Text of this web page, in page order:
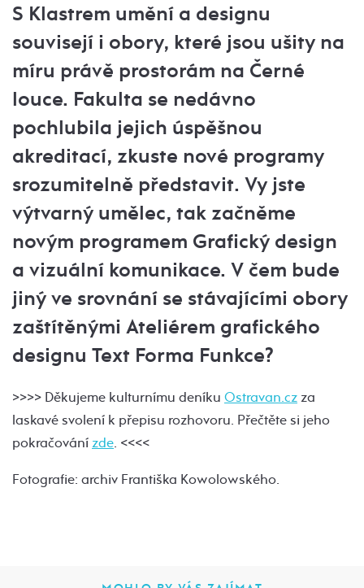
S Klastrem umění a designu
souvisejí i obory, které jsou ušity na
míru právě prostorám na Černé
louce. Fakulta se nedávno
pochlubila jejich úspěšnou
akreditací, zkuste nové programy
srozumitelně představit. Vy jste
výtvarný umělec, tak začněme
novým programem Grafický design
a vizuální komunikace. V čem bude
jiný ve srovnání se stávajícími obory
zaštítěnými Ateliérem grafického
designu Text Forma Funkce?
>>>> Děkujeme kulturnímu deníku Ostravan.czza
laskavé svolení k přepisu rozhovoru. Přečtěte si jeho
pokračovánízde. <<<<
Fotografie: archiv Františka Kowolowského.